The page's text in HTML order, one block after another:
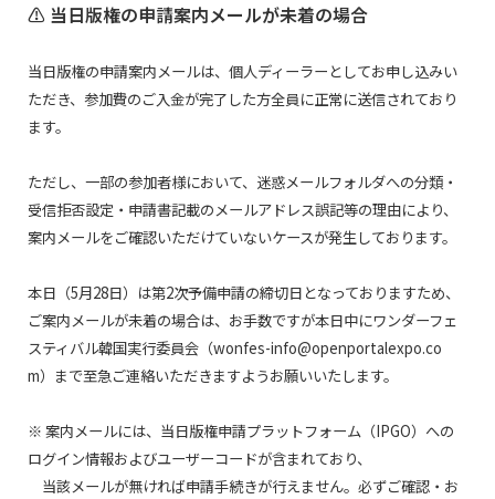
⚠ 当日版権の申請案内メールが未着の場合
当日版権の申請案内メールは、個人ディーラーとしてお申し込みい
ただき、参加費のご入金が完了した方全員に正常に送信されており
ます。
ただし、一部の参加者様において、迷惑メールフォルダへの分類・
受信拒否設定・申請書記載のメールアドレス誤記等の理由により、
案内メールをご確認いただけていないケースが発生しております。
本日（5月28日）は第2次予備申請の締切日となっておりますため、
ご案内メールが未着の場合は、お手数ですが本日中にワンダーフェ
スティバル韓国実行委員会（wonfes-info@openportalexpo.co
m）まで至急ご連絡いただきますようお願いいたします。
※ 案内メールには、当日版権申請プラットフォーム（IPGO）への
ログイン情報およびユーザーコードが含まれており、
当該メールが無ければ申請手続きが行えません。必ずご確認・お